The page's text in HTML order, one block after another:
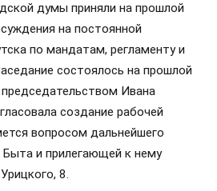
думы приняли на прошлой
на постоянной
по мандатам, регламенту и
состоялось на прошлой
Ивана
создание рабочей
вопросом дальнейшего
и прилегающей к нему
8.